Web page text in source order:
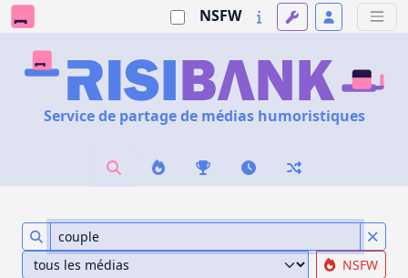
NSFW
Service de partage de médias humoristiques
NSFW